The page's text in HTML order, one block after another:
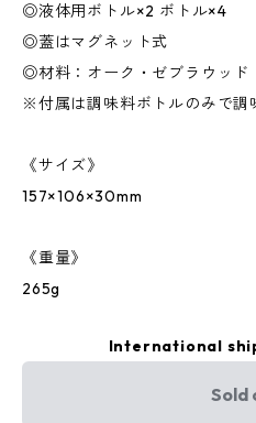
◎液体用ボトル×2 ボトル×4
◎蓋はマグネット式
◎材料：オーク・ゼブラウッド
※付属は調味料ボトルのみで調
《サイズ》
157×106×30mm
《重量》
265g
International
Sold